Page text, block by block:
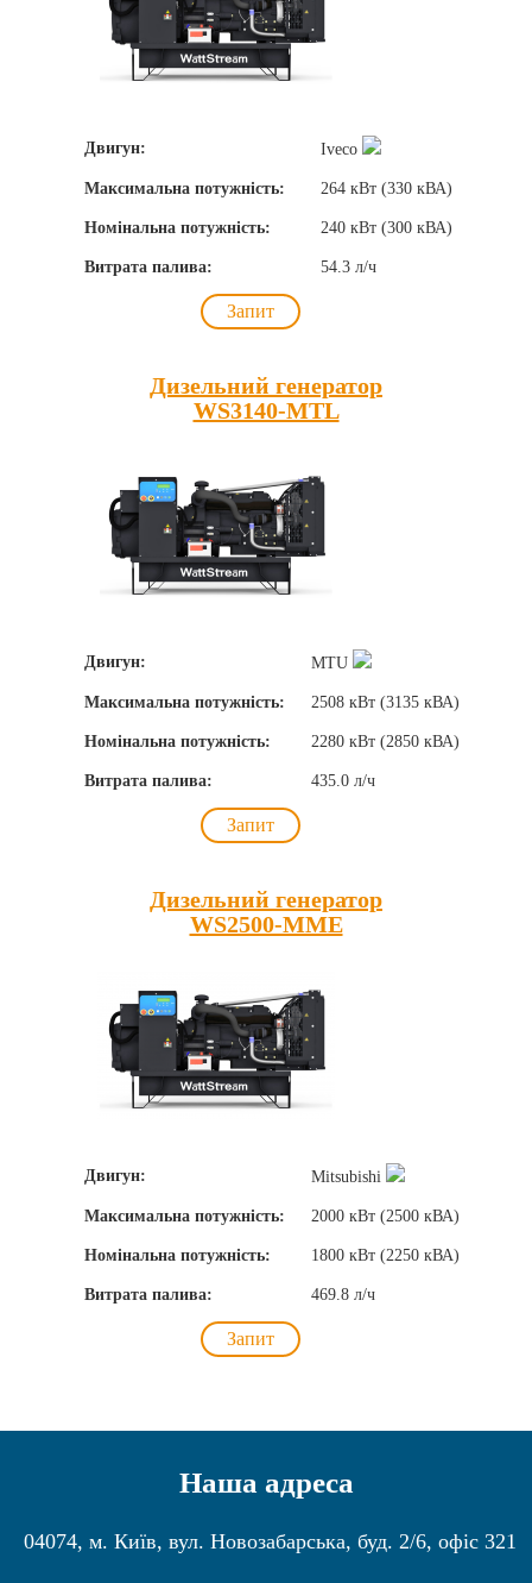
Двигун: Iveco
Максимальна потужність: 264 кВт (330 кВА)
Номінальна потужність: 240 кВт (300 кВА)
Витрата палива: 54.3 л/ч
Запит
Дизельний генератор
WS3140-MTL
Двигун: MTU
Максимальна потужність: 2508 кВт (3135 кВА)
Номінальна потужність: 2280 кВт (2850 кВА)
Витрата палива: 435.0 л/ч
Запит
Дизельний генератор
WS2500-MME
Двигун: Mitsubishi
Максимальна потужність: 2000 кВт (2500 кВА)
Номінальна потужність: 1800 кВт (2250 кВА)
Витрата палива: 469.8 л/ч
Запит
Наша адреса
04074, м. Київ, вул. Новозабарська, буд. 2/6, офіс 321